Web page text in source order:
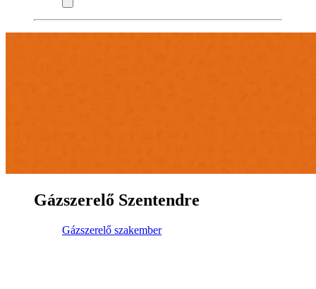
Gázszerelő Szentendre
Gázszerelő szakember